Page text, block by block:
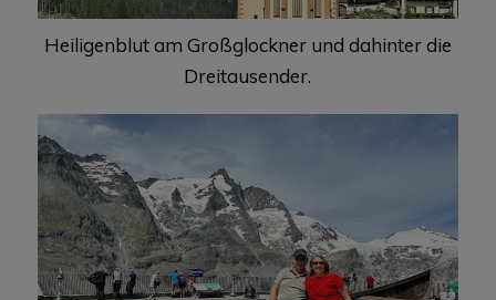
Heiligenblut am Großglockner und dahinter die
Dreitausender.